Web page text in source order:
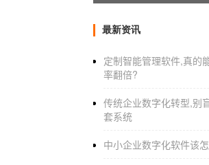
最新资讯
定制智能管理软件,真的
率翻倍?
传统企业数字化转型,别
套系统
中小企业数字化软件该